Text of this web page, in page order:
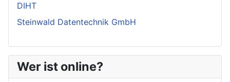
DIHT
Steinwald Datentechnik GmbH
Wer ist online?